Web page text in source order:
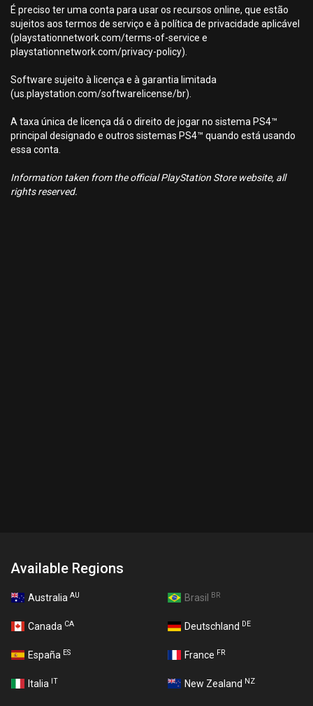
É preciso ter uma conta para usar os recursos online, que estão
sujeitos aos termos de serviço e à política de privacidade aplicável
(playstationnetwork.com/terms-of-service e
playstationnetwork.com/privacy-policy).
Software sujeito à licença e à garantia limitada
(us.playstation.com/softwarelicense/br).
A taxa única de licença dá o direito de jogar no sistema PS4™
principal designado e outros sistemas PS4™ quando está usando
essa conta.
Information taken from the official PlayStation Store website, all
rights reserved.
Available Regions
Australia AU Brasil BR
Canada CA Deutschland DE
España ES France FR
Italia IT New Zealand NZ